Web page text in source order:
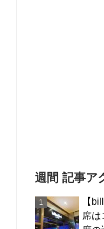
週間 記事ア
【
席は